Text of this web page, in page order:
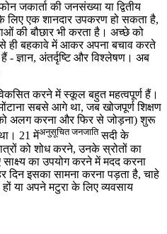
जकार्ता की जनसंख्या या द्वितीय
लिए एक शानदार उपकरण हो सकता है,
की बौछार भी करता है। अच्छे को
ही बहकावे में आकर अपना बचाव करते
ज्ञान, अंतर्दृष्टि और विश्लेषण। अब
करने में स्कूल बहुत महत्वपूर्ण हैं।
सबसे आगे था, जब खोजपूर्ण शिक्षण
को अलग करना और फिर से जोड़ना) शुरू
21 मेंअनुसूचित जनजाति सदी के
को शोध करने, उनके स्रोतों का
का उपयोग करने में मदद करना
दिन इसका सामना करना पड़ता है, चाहे
या अपने मटुरा के लिए व्यवसाय